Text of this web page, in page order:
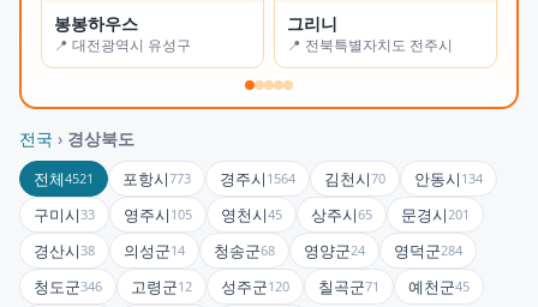
봉봉하우스
📍 대전광역시 유성구
그리니
📍 전북특별자치도 전주시
전국 › 경상북도
전체4521 포항시773 경주시 1564 김천시70 안동시 134
구미시33 영주시 105 영천시45 상주시65 문경시201
경산시38 의성군14 청송군68 영양군24 영덕군284
청도군346 고령군12 성주군120 칠곡군71 예천군45